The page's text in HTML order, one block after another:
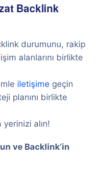
Backlink
durumunu, rakip
alanlarını birlikte
iletişime geçin
planını birlikte
yerinizi alın!
ve Backlink’in